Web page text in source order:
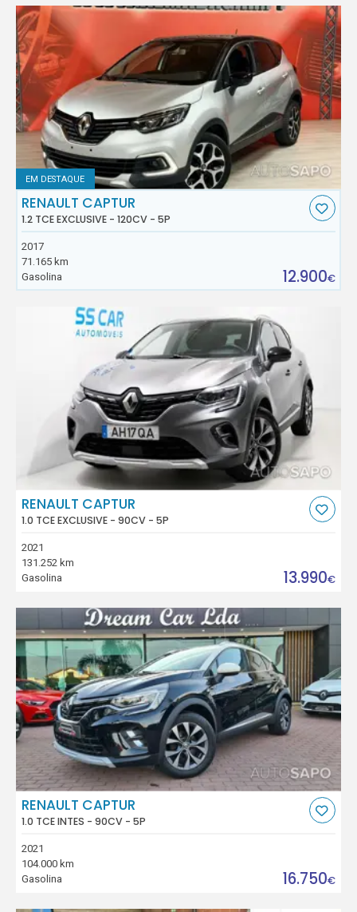
EM DESTAQUE
RENAULT CAPTUR
1.2 TCE EXCLUSIVE - 120CV - 5P
2017
71.165 km
Gasolina
12.900€
RENAULT CAPTUR
1.0 TCE EXCLUSIVE - 90CV - 5P
2021
131.252 km
Gasolina
13.990€
RENAULT CAPTUR
1.0 TCE INTES - 90CV - 5P
2021
104.000 km
Gasolina
16.750€